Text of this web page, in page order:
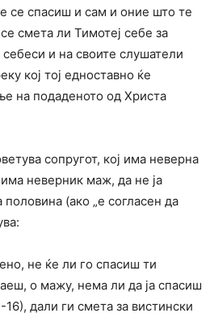
се спасиш и сам и оние што те
смета ли Тимотеј себе за
и на своите слушатели
кој тој едноставно ќе
на подаденото од Христа
сопругот, кој има неверна
неверник маж, да не ја
половина (ако „е согласен да
не ќе ли го спасиш ти
о мажу, нема ли да ја спасиш
дали ги смета за вистински